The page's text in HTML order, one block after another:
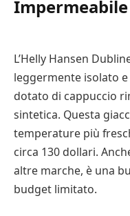
Impermeabile
L’Helly Hansen
leggermente isolato
dotato di cappuccio
sintetica. Questa
temperature più
circa 130 dollari.
altre marche, è una
budget limitato.